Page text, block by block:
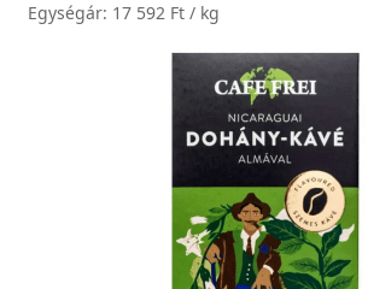
Egységár: 17 592 Ft / kg